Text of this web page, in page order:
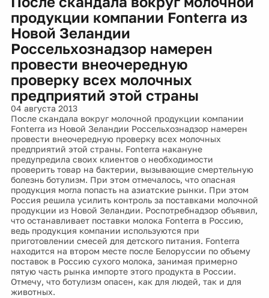
продукции компании Fonterra из
Новой Зеландии
Россельхознадзор намерен
провести внеочередную
проверку всех молочных
предприятий этой страны
04 августа 2013
После скандала вокруг молочной продукции компании
Fonterra из Новой Зеландии Россельхознадзор намерен
провести внеочередную проверку всех молочных
предприятий этой страны. Fonterra накануне
предупредила своих клиентов о необходимости
проверить товар на бактерии, вызывающие смертельную
болезнь ботулизм. При этом отмечалось, что опасная
продукция могла попасть на азиатские рынки. При этом
Россия решила усилить контроль за поставками молочной
продукции из Новой Зеландии. Роспотребнадзор объявил,
что останавливает поставки молока Fonterra в Россию,
ведь продукция компании используются при
приготовлении смесей для детского питания. Fonterra
находится на втором месте после Белоруссии по объему
поставок в Россию сухого молока, занимая примерно
пятую часть рынка импорте этого продукта в России.
Отмечу, что ботулизм опасен, как для людей, так и для
животных.